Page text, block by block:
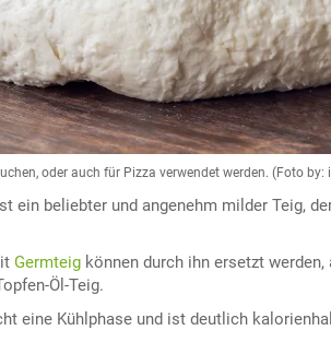
oder auch für Pizza verwendet werden. (Foto
ein beliebter und angenehm milder Teig,
Germteig können durch ihn ersetzt werden,
Öl-Teig.
eine Kühlphase und ist deutlich